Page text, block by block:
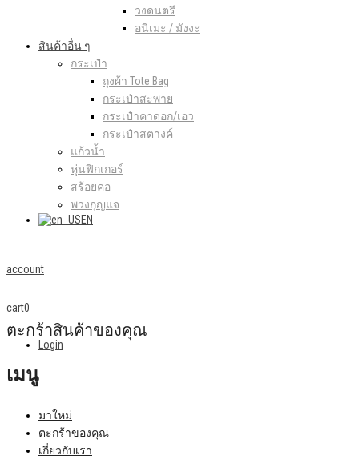
วงดนตรี
อนิเมะ / มังงะ
สินค้าอื่น ๆ
กระเป๋า
ถุงผ้า Tote Bag
กระเป๋าสะพาย
กระเป๋าคาดอก/เอว
กระเป๋าสตางค์
แก้วน้ำ
หุ่นฟิกเกอร์
สร้อยคอ
พวงกุญแจ
EN
account
Login
cart0
ตะกร้าสินค้าของคุณ
เมนู
มาใหม่
ตะกร้าของคุณ
เกี่ยวกับเรา